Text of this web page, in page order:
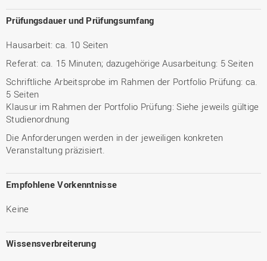
Prüfungsdauer und Prüfungsumfang
Hausarbeit: ca. 10 Seiten
Referat: ca. 15 Minuten; dazugehörige Ausarbeitung: 5 Seiten
Schriftliche Arbeitsprobe im Rahmen der Portfolio Prüfung: ca.
5 Seiten
Klausur im Rahmen der Portfolio Prüfung: Siehe jeweils gültige
Studienordnung
Die Anforderungen werden in der jeweiligen konkreten
Veranstaltung präzisiert.
Empfohlene Vorkenntnisse
Keine
Wissensverbreiterung